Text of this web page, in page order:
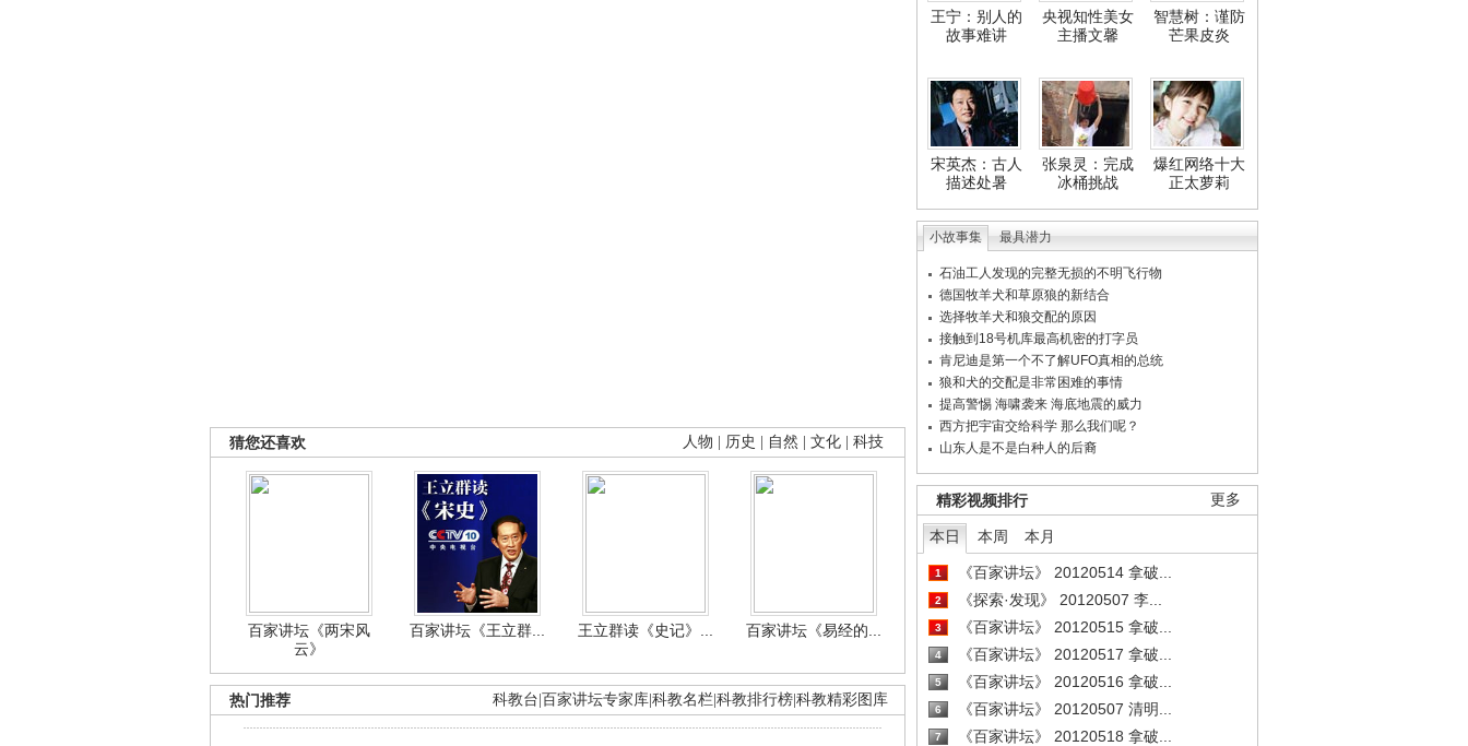
王宁：别人的
故事难讲
央视知性美女
主播文馨
智慧树：谨防
芒果皮炎
宋英杰：古人
描述处暑
张泉灵：完成
冰桶挑战
爆红网络十大
正太萝莉
小故事集 最具潜力
石油工人发现的完整无损的不明飞行物
德国牧羊犬和草原狼的新结合
选择牧羊犬和狼交配的原因
接触到18号机库最高机密的打字员
肯尼迪是第一个不了解UFO真相的总统
狼和犬的交配是非常困难的事情
提高警惕 海啸袭来 海底地震的威力
西方把宇宙交给科学 那么我们呢？
山东人是不是白种人的后裔
更多
精彩视频排行
本日 本周 本月
1 《百家讲坛》 20120514 拿破...
2 《探索·发现》 20120507 李...
3 《百家讲坛》 20120515 拿破...
4 《百家讲坛》 20120517 拿破...
5 《百家讲坛》 20120516 拿破...
6 《百家讲坛》 20120507 清明...
7 《百家讲坛》 20120518 拿破...
人物 历史 自然 文化 科技
猜您还喜欢
百家讲坛《两宋风
云》
百家讲坛《王立群... 王立群读《史记》... 百家讲坛《易经的...
科教台 百家讲坛专家库 科教名栏 科教排行榜 科教精彩图库
热门推荐